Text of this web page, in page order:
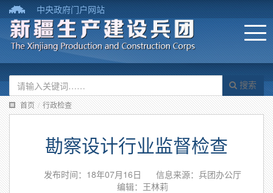
中央政府门户网站
搜索
首页 / 行政检查
勘察设计行业监督检查
发布时间：18年07月16日
信息来源：兵团办公厅
编辑：王林莉